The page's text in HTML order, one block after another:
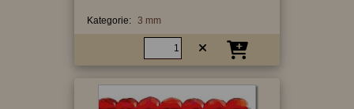
Kategorie: 3 mm